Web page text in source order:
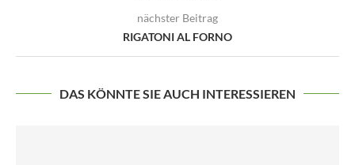
nächster Beitrag
RIGATONI AL FORNO
DAS KÖNNTE SIE AUCH INTERESSIEREN